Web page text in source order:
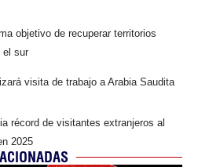
objetivo de recuperar territorios
el sur
visita de trabajo a Arabia Saudita
récord de visitantes extranjeros al
2025